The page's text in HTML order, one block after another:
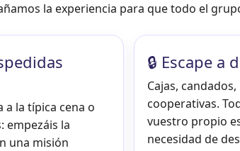
la experiencia para que todo el
a la típica cena o
empezáis la
una misión
🔒 Escape a
Cajas,
cooperativas.
vuestro propio
necesidad de